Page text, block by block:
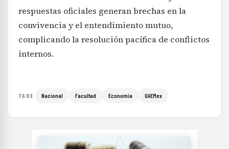
respuestas oficiales generan brechas en la
convivencia y el entendimiento mutuo,
complicando la resolución pacífica de conflictos
internos.
TAGS Nacional Facultad Economía UAEMex